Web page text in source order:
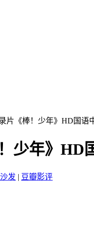
片《棒！少年》HD国语
少年》HD
发 | 豆瓣影评